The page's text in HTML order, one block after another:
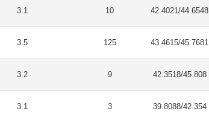
3.1 10 42.4021/44.6548
3.5 125 43.4615/45.7681
3.2 9 42.3518/45.808
3.1 3 39.8088/42.354